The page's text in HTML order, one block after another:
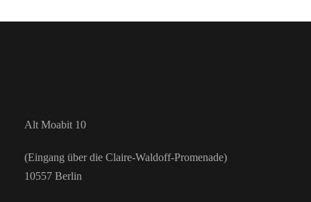
Alt Moabit 10
(Eingang über die Claire-Waldoff-Promenade)
10557 Berlin